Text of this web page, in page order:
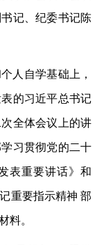
记、纪委书记陈
人自学基础上，
的习近平总书记
全体会议上的讲
习贯彻党的二十
表重要讲话》和
重要指示精神 部
料。